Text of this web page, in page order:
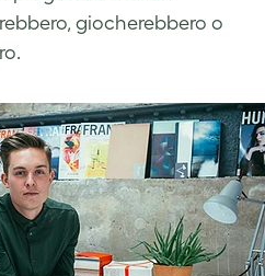
giocherebbero o